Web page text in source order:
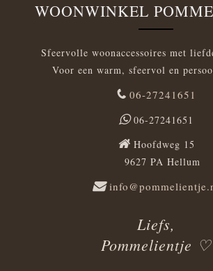
WOONWINKEL
Sfeervolle woonaccessoires met
Voor een warm, sfeervol en
06-27241651
06-27241651
Hoofdweg 15
9627 PA Hellum
Liefs,
Pommelientje ♡